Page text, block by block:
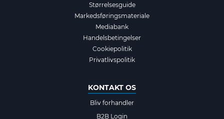
Størrelsesguide
Markedsføringsmateriale
Mediabank
Handelsbetingelser
Cookiepolitik
Privatlivspolitik
KONTAKT OS
Bliv forhandler
B2B Login